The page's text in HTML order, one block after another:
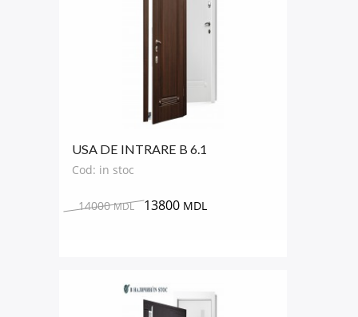
USA DE INTRARE B 6.1
Cod: in stoc
14000MDL 13800 MDL